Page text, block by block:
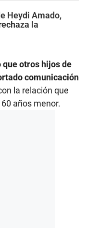
Heydi Amado,
la
que otros hijos de
comunicación
la relación que
años menor.